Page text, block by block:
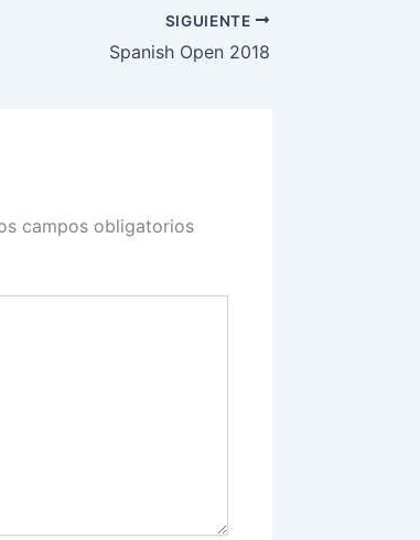
SIGUIENTE
Spanish Open 2018
campos obligatorios